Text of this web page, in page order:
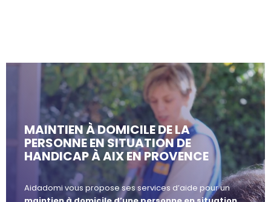
MAINTIEN À DOMICILE DE LA
PERSONNE EN SITUATION DE
HANDICAP À AIX EN PROVENCE
Aidadomi vous propose ses services d’aide pour un